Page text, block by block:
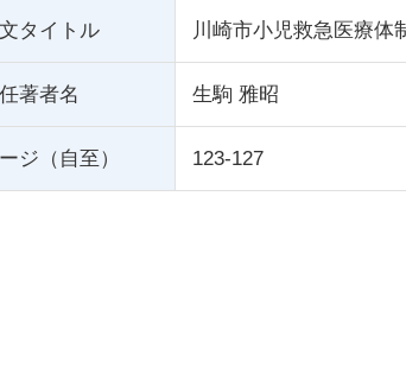
タイトル 川崎市小児救急医療体
著者名 生駒 雅昭
ジ（自至） 123-127